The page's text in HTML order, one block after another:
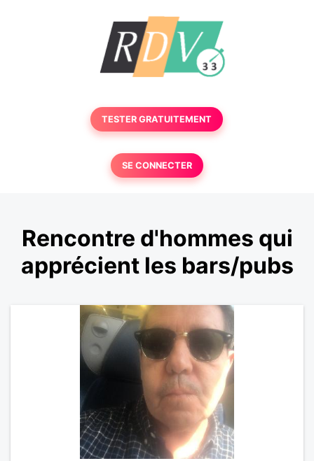
TESTER GRATUITEMENT
SE CONNECTER
Rencontre d'hommes qui
apprécient les bars/pubs